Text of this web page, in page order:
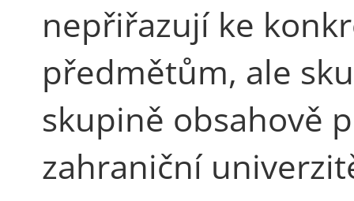
nepřiřazují ke
předmětům, ale
skupině obsahově
zahraniční